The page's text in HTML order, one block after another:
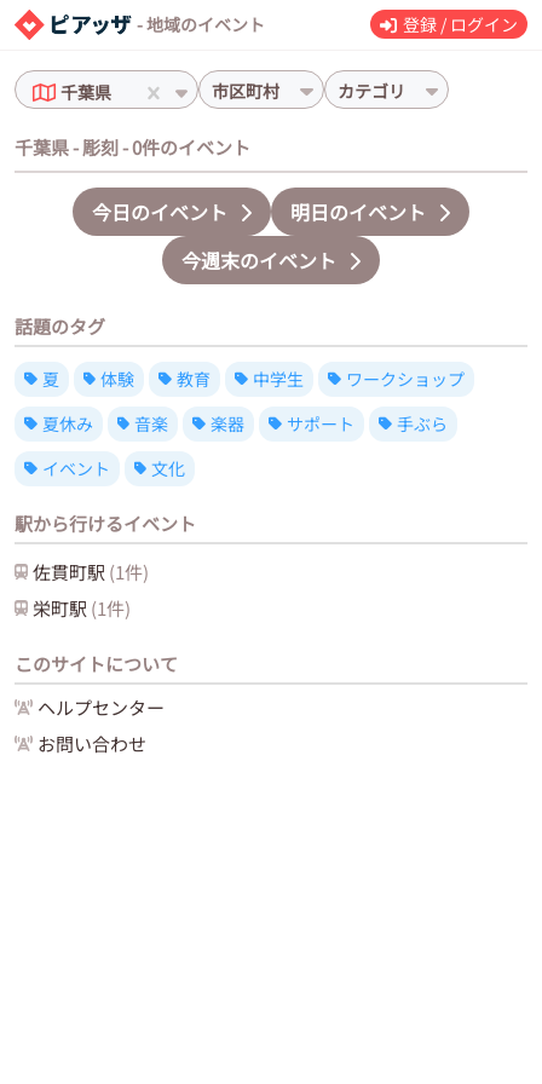
- 地域のイベント 登録 / ログイン
千葉県 市区町村 カテゴリ
千葉県 - 彫刻 - 0件のイベント
今日のイベント
明日のイベント
今週末のイベント
話題のタグ
夏 体験 教育 中学生
ワークショップ
夏休み
音楽 楽器 サポート
手ぶら
イベント
文化
駅から行けるイベント
佐貫町駅 (1件)
栄町駅 (1件)
このサイトについて
ヘルプセンター
お問い合わせ